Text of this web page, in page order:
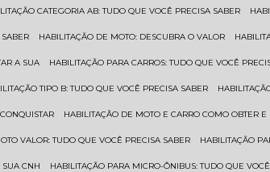
CATEGORIA AB: TUDO QUE VOCÊ PRECISA SABER
HABILITAÇÃO DE MOTO: DESCUBRA O VALOR
A SUA HABILITAÇÃO PARA CARROS: TUDO QUE VOCÊ
TIPO B: TUDO QUE VOCÊ PRECISA SABER
HABILITAÇÃO DE MOTO E CARRO COMO OBTER
VALOR: TUDO QUE VOCÊ PRECISA SABER HABILITAÇÃO
SUA CNH HABILITAÇÃO PARA MICRO-ÔNIBUS: TUDO QUE